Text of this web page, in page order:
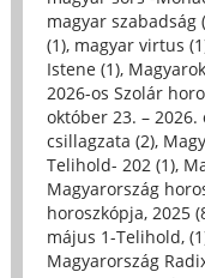
magyar szabadság
(1), magyar virtus
Istene (1),
2026-os Szolár
október 23. – 2026.
csillagzata (2),
Telihold- 202 (1),
Magyarország
horoszkópja, 2025
május 1-Telihold,
Magyarország